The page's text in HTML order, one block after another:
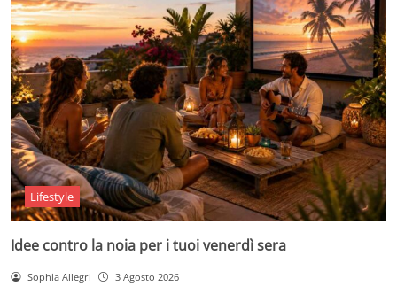
Lifestyle
Idee contro la noia per i tuoi venerdì sera
Sophia Allegri 3 Agosto 2026